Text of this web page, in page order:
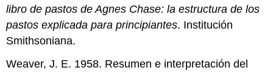
libro de pastos de Agnes Chase: la estructura de los
pastos explicada para principiantes. Institución
Smithsoniana.
Weaver, J. E. 1958. Resumen e interpretación del